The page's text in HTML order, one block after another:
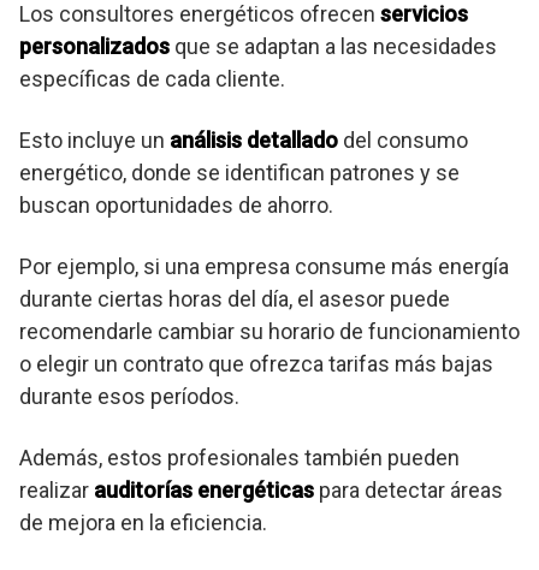
Los consultores energéticos ofrecen servicios
personalizados que se adaptan a las necesidades
específicas de cada cliente.
Esto incluye un análisis detallado del consumo
energético, donde se identifican patrones y se
buscan oportunidades de ahorro.
Por ejemplo, si una empresa consume más energía
durante ciertas horas del día, el asesor puede
recomendarle cambiar su horario de funcionamiento
o elegir un contrato que ofrezca tarifas más bajas
durante esos períodos.
Además, estos profesionales también pueden
realizar auditorías energéticas para detectar áreas
de mejora en la eficiencia.